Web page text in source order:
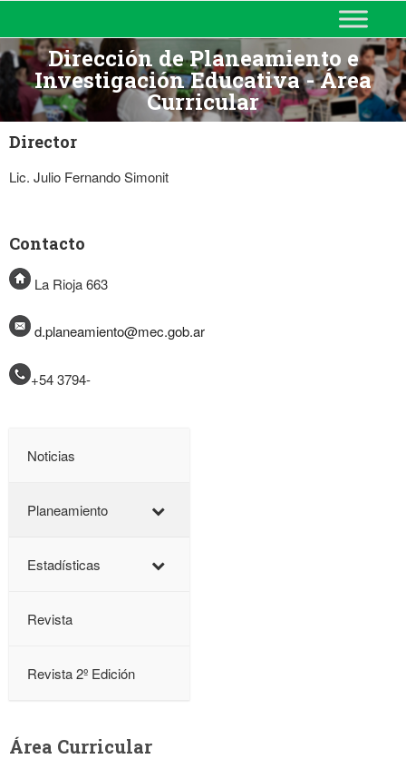
MINISTERIO DE EDUCACIÓN
DE CORRIENTES
Dirección de Planeamiento e
Investigación Educativa - Área
Curricular
Director
Lic. Julio Fernando Simonit
Contacto
La Rioja 663
d.planeamiento@mec.gob.ar
+54 3794-
Noticias
Planeamiento
Estadísticas
Revista
Revista 2º Edición
Área Curricular